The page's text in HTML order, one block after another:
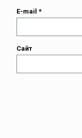
E-mail *
Сайт